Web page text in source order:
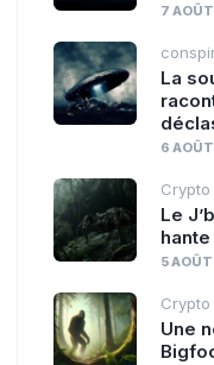
7
La
6
Le
5
Une